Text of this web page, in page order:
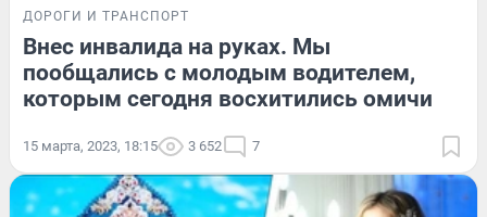
ДОРОГИ И ТРАНСПОРТ
Внес инвалида на руках. Мы
пообщались с молодым водителем,
которым сегодня восхитились омичи
15 марта, 2023, 18:15 3 652 7